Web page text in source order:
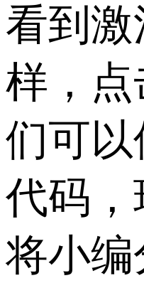
看到
样，
们可以
代码，
将小